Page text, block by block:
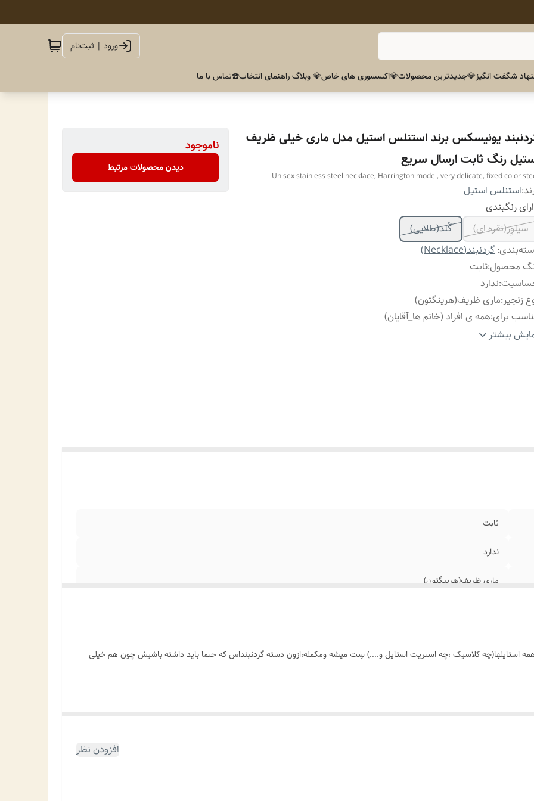
ورود | ثبت‌نام
شگفت انگیز💎جدیدترین محصولات💎اکسسوری های خاص💎 وبلاگ راهنمای انتخاب☎️تماس با ما
یونیسکس برند استنلس استیل مدل ماری خیلی ظریف
رنگ ثابت ارسال سریع
Unisex stainless steel necklace, Harrington model, very delicate, fixed color
استنلس استیل
رنگبندی
سیلوِر(نقره ای)
گُلد(طلایی)
: گردنبند(Necklace)
محصول:ثابت
:ندارد
زنجیر:ماری ظریف(هرینگتون)
برای:همه ی افراد (خانم ها_آقایان)
استفاده :روزانه،دائمی،اوت فیت بیشتر
ناموجود
دیدن محصولات مرتبط
ثابت
ندارد
ماری ظریف(هرینگتون)
استایلها(چه کلاسیک ،چه استریت استایل و....) سِت میشه ومکمله،ازون دسته گردنبنداس که حتما باید داشته باشیش چون هم خیلی
افزودن نظر